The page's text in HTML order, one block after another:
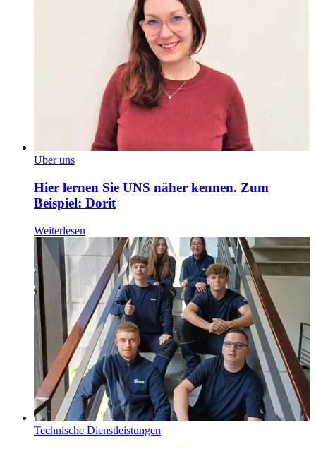
Über uns
Hier lernen Sie UNS näher kennen. Zum
Beispiel: Dorit
Weiterlesen
Technische Dienstleistungen